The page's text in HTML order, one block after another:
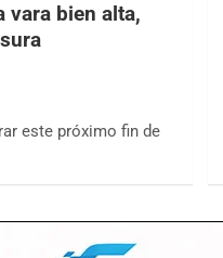
vara bien alta,
este próximo fin de